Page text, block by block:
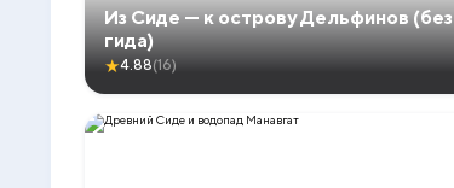
Из Сиде — к острову Дельфинов (без
гида)
★4.88(16)